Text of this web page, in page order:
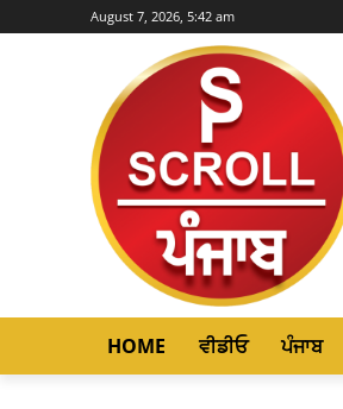
August 7, 2026, 5:42 am
HOME ਵੀਡੀਓ ਪੰਜਾਬ